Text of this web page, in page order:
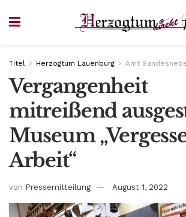
Titel Herzogtum Lauenburg Amt
Vergangenheit
mitreißend
Museum
Arbeit“
von Pressemitteilung August 1, 2022